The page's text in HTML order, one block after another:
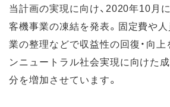
当計画の実現に向け、2020年10月
客機事業の凍結を発表。固定費や
業の整理などで収益性の回復・向上
ンニュートラル社会実現に向けた
分を増加させています。